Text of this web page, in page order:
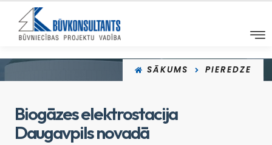
SĀKUMS PIEREDZE
Biogāzes elektrostacija
Daugavpils novadā